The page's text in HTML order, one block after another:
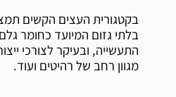
בקטגורית העצים הקשים
בלתי גזום המיועד כחומר
התעשייה, ובעיקר לצורכי
מגוון רחב של רהיטים ועוד.